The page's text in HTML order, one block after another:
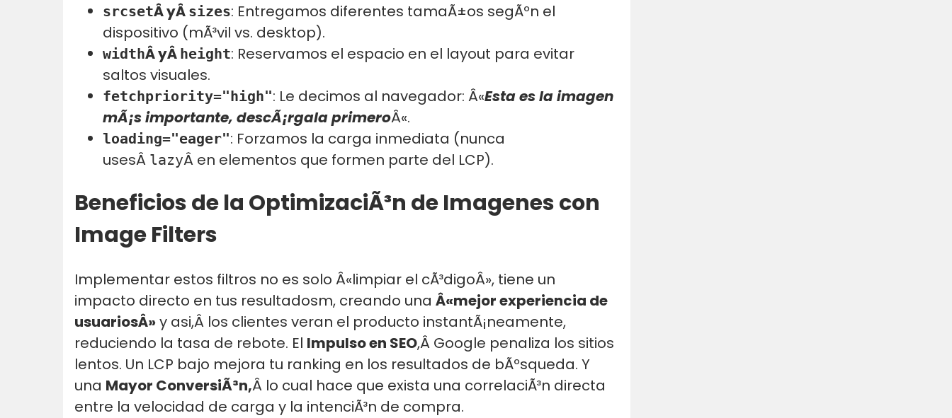
srcsetÂ yÂ sizes: Entregamos diferentes tamaÃ±os segÃºn el
dispositivo (mÃ³vil vs. desktop).
widthÂ yÂ height: Reservamos el espacio en el layout para evitar
saltos visuales.
fetchpriority="high": Le decimos al navegador: Â«Esta es la imagen
mÃ¡s importante, descÃ¡rgala primeroÂ«.
loading="eager": Forzamos la carga inmediata (nunca
usesÂ lazyÂ en elementos que formen parte del LCP).
Beneficios de la OptimizaciÃ³n de Imagenes con
Image Filters
Implementar estos filtros no es solo Â«limpiar el cÃ³digoÂ», tiene un
impacto directo en tus resultadosm, creando una Â«mejor experiencia de
usuariosÂ»y asi,Â los clientes veran el producto instantÃ¡neamente,
reduciendo la tasa de rebote. El Impulso en SEO,Â Google penaliza los sitios
lentos. Un LCP bajo mejora tu ranking en los resultados de bÃºsqueda. Y
una Mayor ConversiÃ³n,Â lo cual hace que exista una correlaciÃ³n directa
entre la velocidad de carga y la intenciÃ³n de compra.